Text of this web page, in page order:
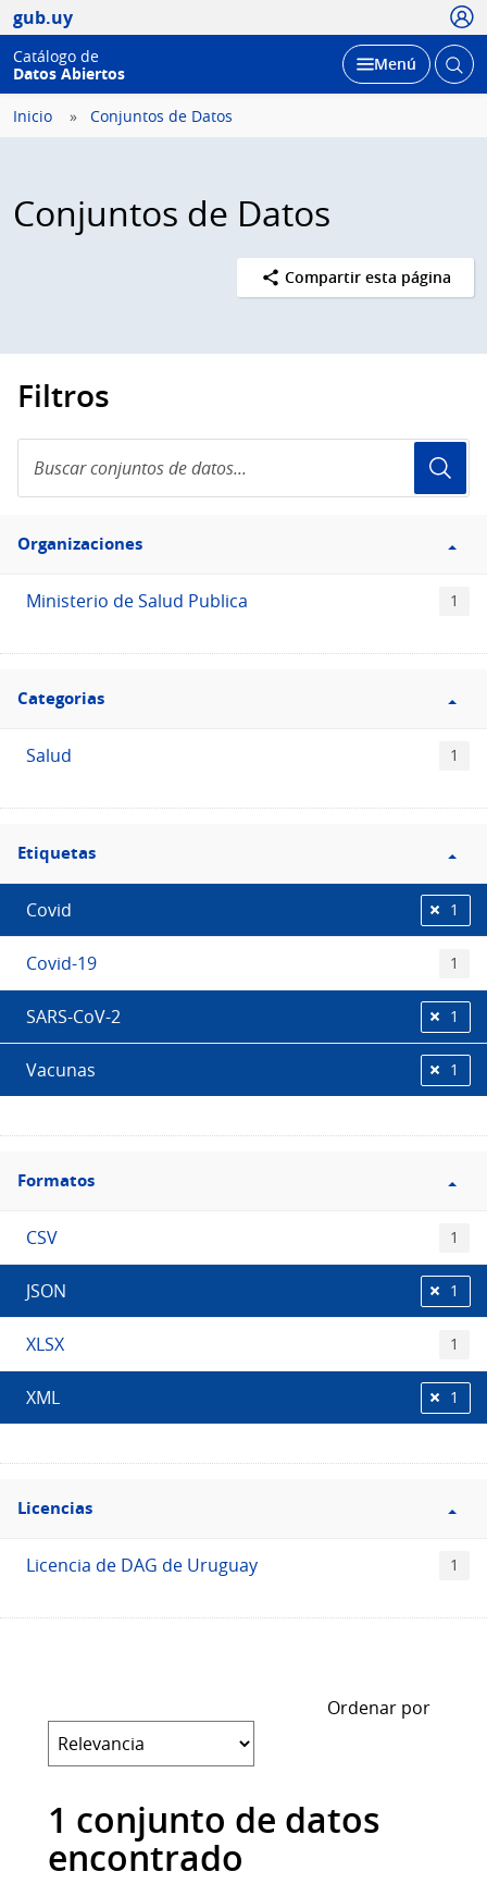
gub.uy
Catálogo de
Datos Abiertos
Desplegar
Menú Abrir
Inicio Conjuntos de Datos
Conjuntos de Datos
Compartir esta página
Filtros
conjuntos
de
Filtro
Organizaciones
Organizaciones
Ministerio de Salud Publica 1
Filtro
Categorias
Categorias
Salud 1
Filtro
Etiquetas
Etiquetas
Covid 1
Covid-19 1
SARS-CoV-2 1
Vacunas 1
Filtro
Formatos
Formatos
CSV 1
JSON 1
XLSX 1
XML 1
Filtro
Licencias
Licencias
Licencia de DAG de Uruguay 1
Ordenar por
1 conjunto de datos
encontrado